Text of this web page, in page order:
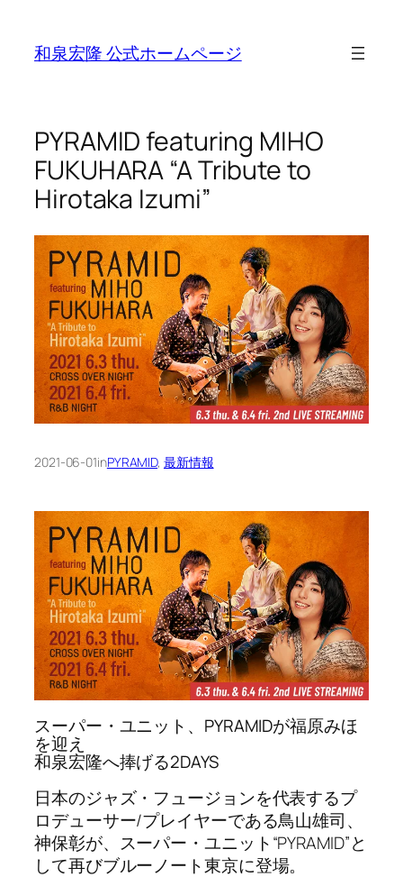
content
和泉宏隆 公式ホームページ
PYRAMID featuring MIHO
FUKUHARA “A Tribute to
Hirotaka Izumi”
2021-06-01inPYRAMID, 最新情報
スーパー・ユニット、PYRAMIDが福原みほ
を迎え
和泉宏隆へ捧げる2DAYS
日本のジャズ・フュージョンを代表するプ
ロデューサー/プレイヤーである鳥山雄司、
神保彰が、スーパー・ユニット“PYRAMID”と
して再びブルーノート東京に登場。